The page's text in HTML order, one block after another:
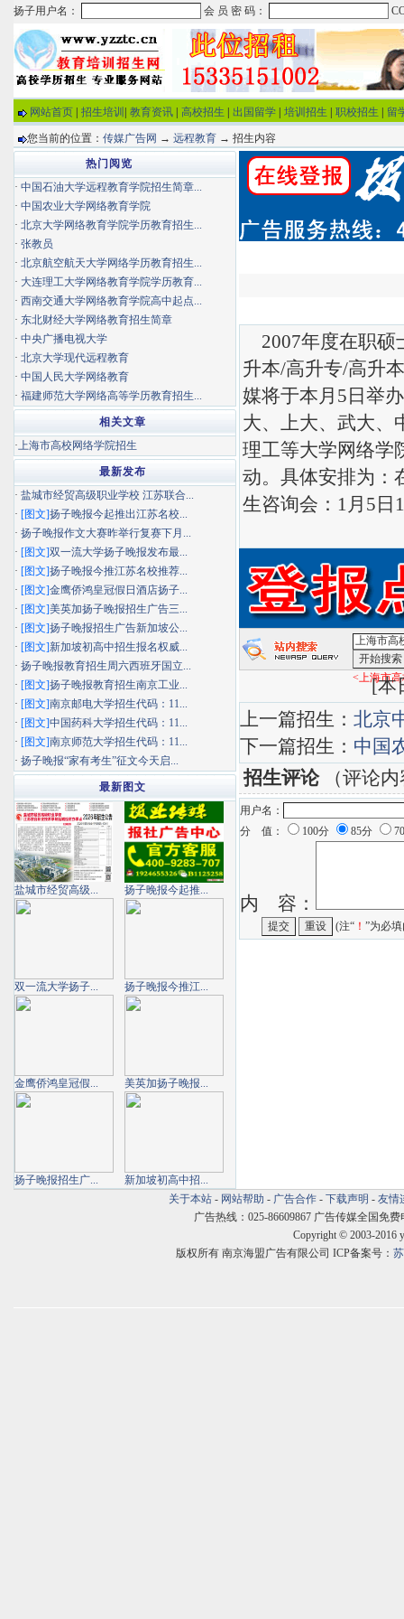
网站首页 招生培训 教育资讯 高校招生 出国留学 培训招生 职校招生 留
您当前的位置： 传媒广告网 → 远程教育 → 招生内容
2007年度在职硕
升本/高升专/高升
媒将于本月5日举
大、上大、武大、
理工等大学网络学
动。具体安排为：
生咨询会：1月5日
<上海市
[本
上一篇招生： 北京
下一篇招生： 中国
招生评论（评论内
用户名：
分 值：
100分 85分
内 容：
(注“ ！ ”为必
热门阅览
· 中国石油大学远程教育学院招生简章...
· 中国农业大学网络教育学院
· 北京大学网络教育学院学历教育招生...
· 张教员
· 北京航空航天大学网络学历教育招生...
· 大连理工大学网络教育学院学历教育...
· 西南交通大学网络教育学院高中起点...
· 东北财经大学网络教育招生简章
· 中央广播电视大学
· 北京大学现代远程教育
· 中国人民大学网络教育
· 福建师范大学网络高等学历教育招生...
相关文章
·上海市高校网络学院招生
最新发布
· 盐城市经贸高级职业学校 江苏联合...
· [图文]扬子晚报今起推出江苏名校...
· 扬子晚报作文大赛昨举行复赛下月...
· [图文]双一流大学扬子晚报发布最...
· [图文]扬子晚报今推江苏名校推荐...
· [图文]金鹰侨鸿皇冠假日酒店扬子...
· [图文]美英加扬子晚报招生广告三...
· [图文]扬子晚报招生广告新加坡公...
· [图文]新加坡初高中招生报名权威...
· 扬子晚报教育招生周六西班牙国立...
· [图文]扬子晚报教育招生南京工业...
· [图文]南京邮电大学招生代码：11...
· [图文]中国药科大学招生代码：11...
· [图文]南京师范大学招生代码：11...
· 扬子晚报“家有考生”征文今天启...
最新图文
盐城市经贸高级... 扬子晚报今起推...
双一流大学扬子... 扬子晚报今推江...
金鹰侨鸿皇冠假... 美英加扬子晚报...
扬子晚报招生广...
新加坡初高中招...
关于本站 - 网站帮助 - 广告合作 - 下载声明 - 友情
广告热线：025-86609867 广告传媒全国免费
Copyright © 2003-2016
版权所有 南京海盟广告有限公司 ICP备案号：